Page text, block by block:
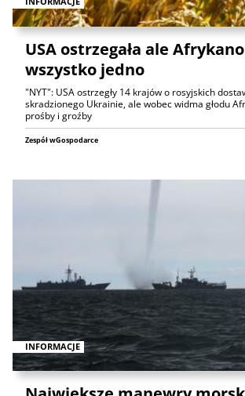
USA ostrzegała ale
wszystko jedno
"NYT": USA ostrzegły 14 krajów o rosyjskich
skradzionego Ukrainie, ale wobec widma głodu
prośby i groźby
Zespół wGospodarce
INFORMACJE